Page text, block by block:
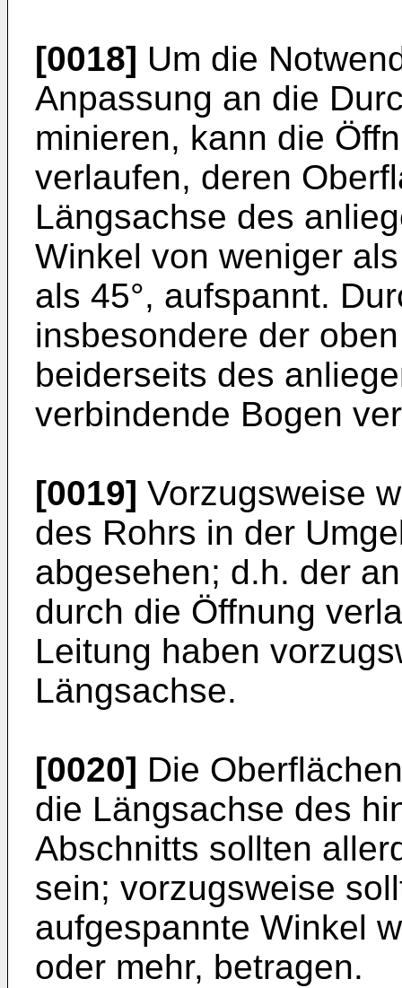
[0018] Um die
Anpassung an die
minieren, kann die
verlaufen, deren
Längsachse des
Winkel von weniger
als 45°, aufspannt.
insbesondere der
beiderseits des
verbindende Bogen
[0019] Vorzugsweise
des Rohrs in der
abgesehen; d.h. der
durch die Öffnung
Leitung haben
Längsachse.
[0020] Die
die Längsachse des
Abschnitts sollten
sein; vorzugsweise
aufgespannte Winkel
oder mehr, betragen.